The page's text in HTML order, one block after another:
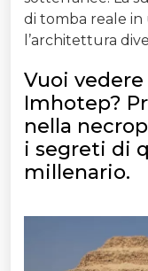
di tomba reale
l’architettura
Vuoi vedere
Imhotep?
nella
i segreti di
millenario.